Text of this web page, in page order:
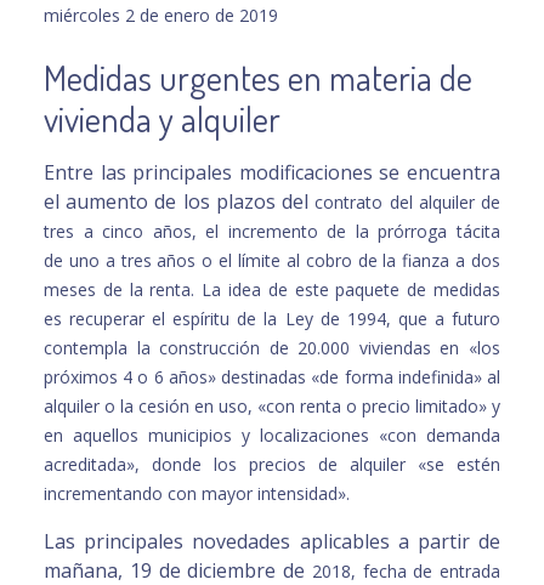
miércoles 2 de enero de 2019
Medidas urgentes en materia de
vivienda y alquiler
Entre las principales modificaciones se encuentra
el aumento de los plazos delcontrato del alquiler de
tres a cinco años, el incremento de la prórroga tácita
de uno a tres años o el límite al cobro de la fianza a dos
meses de la renta. La idea de este paquete de medidas
es recuperar el espíritu de la Ley de 1994, que a futuro
contempla la construcción de 20.000 viviendas en «los
próximos 4o 6 años» destinadas «de forma indefinida» al
alquiler o la cesión en uso, «con renta o precio limitado» y
en aquellos municipios y localizaciones «con demanda
acreditada», donde los precios de alquiler «se estén
incrementando con mayor intensidad».
Las principales novedades aplicables a partir de
mañana, 19 de diciembre de 2018, fecha de entrada